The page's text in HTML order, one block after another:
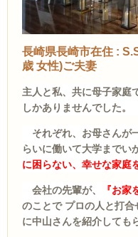
長崎県長崎市在住 :
歳 女性)ご夫妻
主人と私、共に母子家庭
しかありませんでした。
それぞれ、お母さんが
らいに働いて大学まで
に困らない、幸せな家庭
会社の先輩が、 『お家
のことで プロの人と打
に中山さんを紹介しても